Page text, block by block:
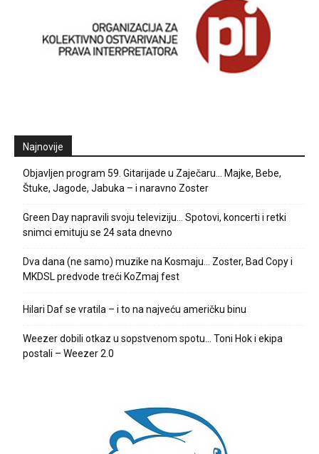
Najnovije
Objavljen program 59. Gitarijade u Zaječaru… Majke, Bebe,
Štuke, Jagode, Jabuka – i naravno Zoster
Green Day napravili svoju televiziju… Spotovi, koncerti i retki
snimci emituju se 24 sata dnevno
Dva dana (ne samo) muzike na Kosmaju… Zoster, Bad Copy i
MKDSL predvode treći KoZmaj fest
Hilari Daf se vratila – i to na najveću američku binu
Weezer dobili otkaz u sopstvenom spotu… Toni Hok i ekipa
postali – Weezer 2.0